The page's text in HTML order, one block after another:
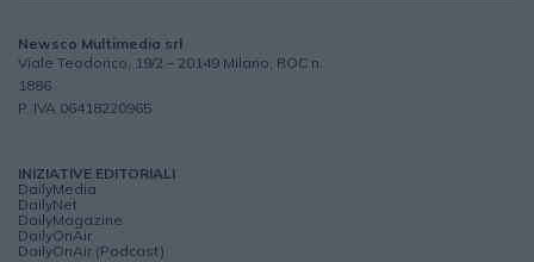
Newsco Multimedia srl
Viale Teodorico, 19/2 – 20149 Milano, ROC n.
1886
P. IVA 06418220965
INIZIATIVE EDITORIALI
DailyMedia
DailyNet
DailyMagazine
DailyOnAir
DailyOnAir (Podcast)